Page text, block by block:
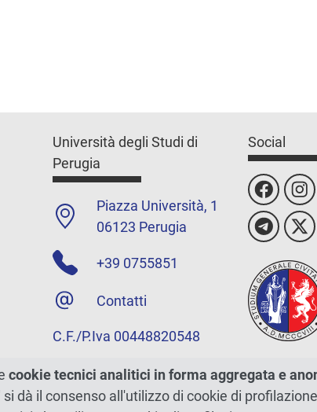
Università degli Studi di
Perugia
Piazza Università, 1
06123 Perugia
+39 0755851
Contatti
C.F./P.Iva 00448820548
Social
cookie tecnici analitici in forma aggregata e
si dà il consenso all'utilizzo di cookie di